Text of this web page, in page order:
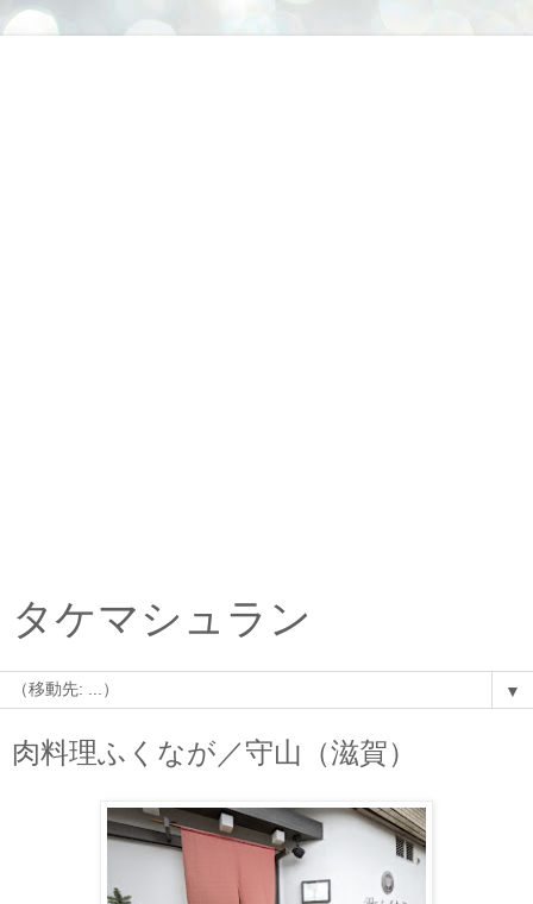
タケマシュラン
▼
肉料理ふくなが／守山（滋賀）